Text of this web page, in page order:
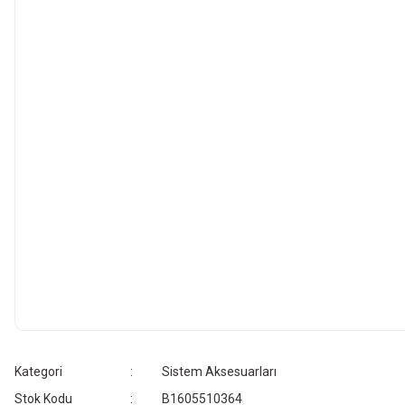
Kategori
Sistem Aksesuarları
Stok Kodu
B1605510364